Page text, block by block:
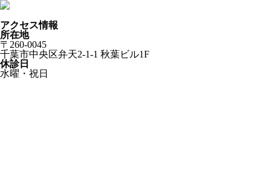
アクセス情報
〒260-0045
千葉市中央区弁天2-1-1 秋葉ビル1F
休診日
水曜・祝日